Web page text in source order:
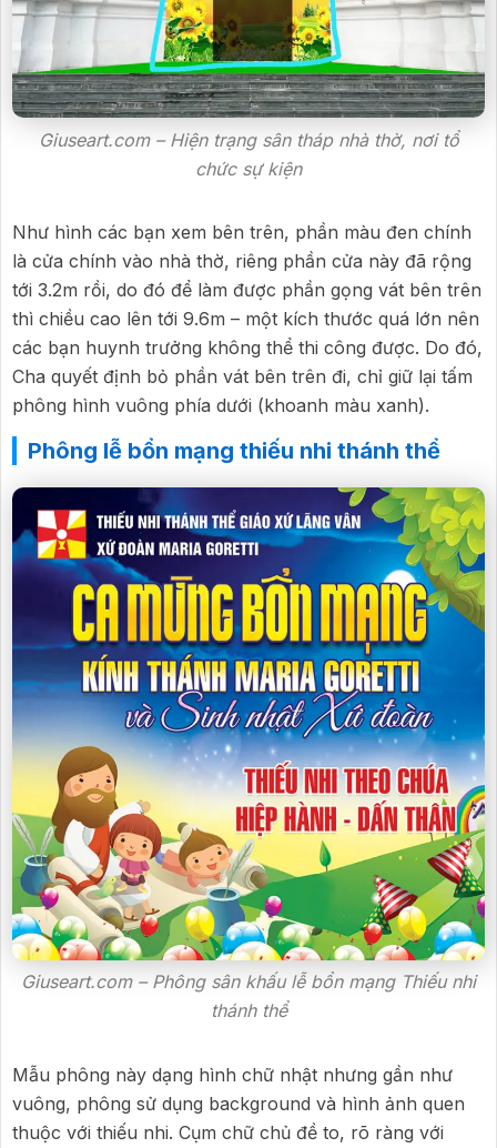
Giuseart.com – Hiện trạng sân tháp nhà thờ, nơi tổ
chức sự kiện
Như hình các bạn xem bên trên, phần màu đen chính
là cửa chính vào nhà thờ, riêng phần cửa này đã rộng
tới 3.2m rồi, do đó để làm được phần gọng vát bên trên
thì chiều cao lên tới 9.6m – một kích thước quá lớn nên
các bạn huynh trưởng không thể thi công được. Do đó,
Cha quyết định bỏ phần vát bên trên đi, chỉ giữ lại tấm
phông hình vuông phía dưới (khoanh màu xanh).
Phông lễ bổn mạng thiếu nhi thánh thể
Giuseart.com – Phông sân khấu lễ bổn mạng Thiếu nhi
thánh thể
Mẫu phông này dạng hình chữ nhật nhưng gần như
vuông, phông sử dụng background và hình ảnh quen
thuộc với thiếu nhi. Cụm chữ chủ đề to, rõ ràng với